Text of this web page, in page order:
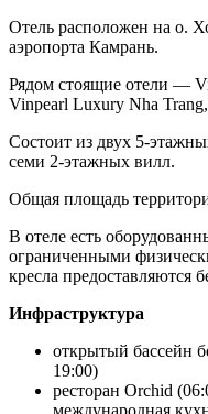
Отель расположен на о.
аэропорта Камрань.
Рядом стоящие отели —
Vinpearl Luxury Nha
Состоит из двух 5-
семи 2-этажных вилл.
Общая площадь
В отеле есть
ограниченными
кресла предоставляются
Инфраструктура
открытый бассейн
19:00)
ресторан Orchid
международная